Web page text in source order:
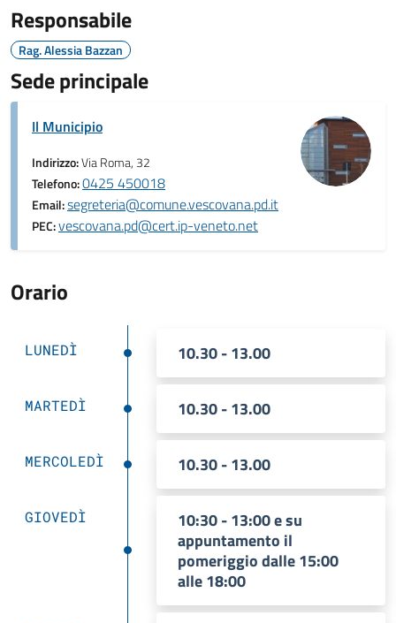
Responsabile
Rag. Alessia Bazzan
Sede principale
Il Municipio
Indirizzo:Via Roma, 32
Telefono:0425 450018
Email:segreteria@comune.vescovana.pd.it
PEC:vescovana.pd@cert.ip-veneto.net
Orario
LUNEDÌ 10.30 - 13.00
MARTEDÌ 10.30 - 13.00
MERCOLEDÌ 10.30 - 13.00
GIOVEDÌ
10:30 - 13:00 e su
appuntamento il
pomeriggio dalle 15:00
alle 18:00